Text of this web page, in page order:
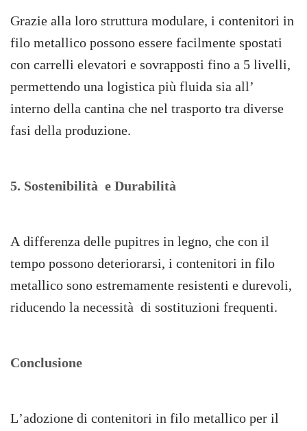
Grazie alla loro struttura modulare, i contenitori in
filo metallico possono essere facilmente spostati
con carrelli elevatori e sovrapposti fino a 5 livelli,
permettendo una logistica più fluida sia all’
interno della cantina che nel trasporto tra diverse
fasi della produzione.
5. Sostenibilità e Durabilità
A differenza delle pupitres in legno, che con il
tempo possono deteriorarsi, i contenitori in filo
metallico sono estremamente resistenti e durevoli,
riducendo la necessità di sostituzioni frequenti.
Conclusione
L’adozione di contenitori in filo metallico per il